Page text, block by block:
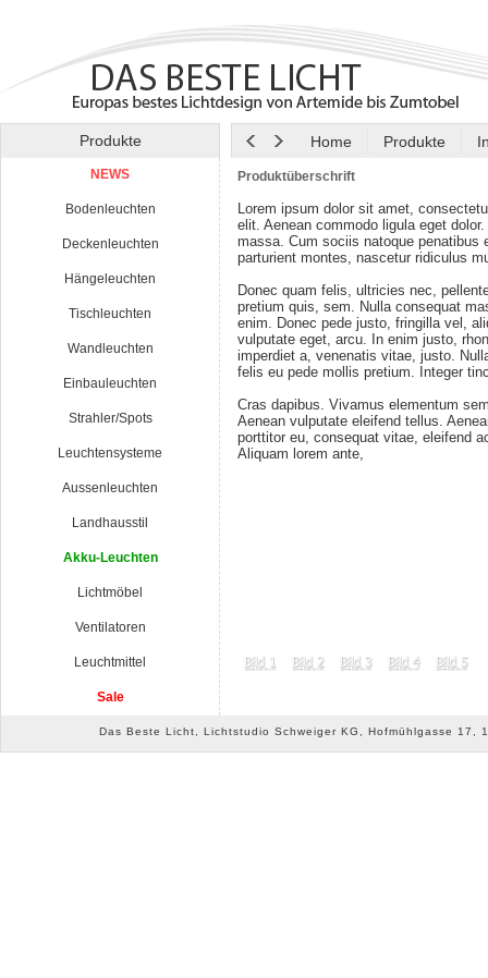
Produkte Home Produkte
NEWS
Bodenleuchten
Deckenleuchten
Hängeleuchten
Tischleuchten
Wandleuchten
Einbauleuchten
Strahler/Spots
Leuchtensysteme
Aussenleuchten
Landhausstil
Akku-Leuchten
Lichtmöbel
Ventilatoren
Leuchtmittel
Sale
Produktüberschrift
Lorem ipsum dolor sit amet,
elit. Aenean commodo ligula eget dolor.
massa. Cum sociis natoque penatibus
parturient montes, nascetur ridiculus
Donec quam felis, ultricies nec,
pretium quis, sem. Nulla consequat
enim. Donec pede justo, fringilla vel,
vulputate eget, arcu. In enim justo,
imperdiet a, venenatis vitae, justo.
felis eu pede mollis pretium. Integer
Cras dapibus. Vivamus elementum
Aenean vulputate eleifend tellus.
porttitor eu, consequat vitae, eleifend
Aliquam lorem ante,
Das Beste Licht, Lichtstudio Schweiger KG, Hofmühlgasse